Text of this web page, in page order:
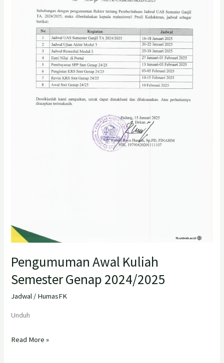
Pengumuman Awal Kuliah
Semester Genap 2024/2025
Jadwal / HumasFK
Unduh
2024/2025
Read More »